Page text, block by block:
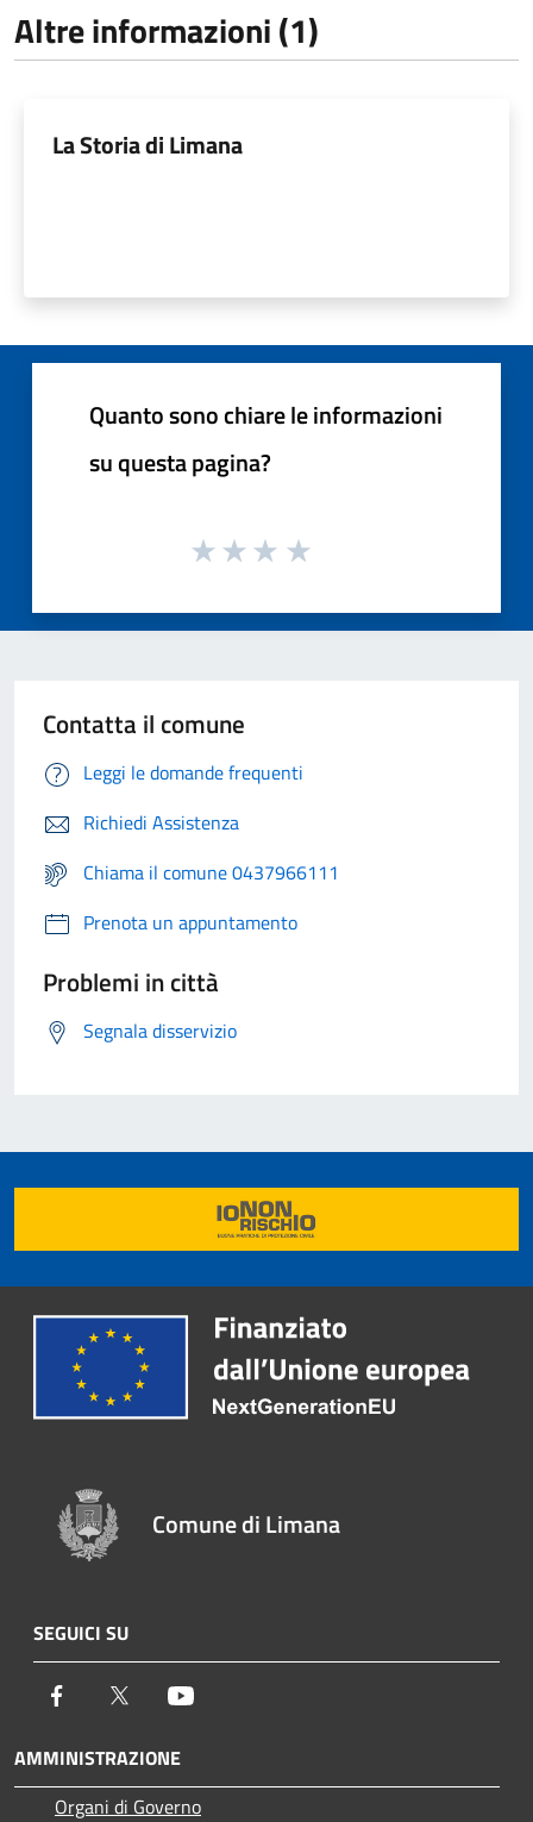
Altre informazioni (1)
La Storia di Limana
Quanto sono chiare le informazioni
su questa pagina?
Contatta il comune
Leggi le domande frequenti
Richiedi Assistenza
Chiama il comune 0437966111
Prenota un appuntamento
Problemi in città
Segnala disservizio
Comune di Limana
SEGUICI SU
Facebook Twitter
AMMINISTRAZIONE
Organi di Governo